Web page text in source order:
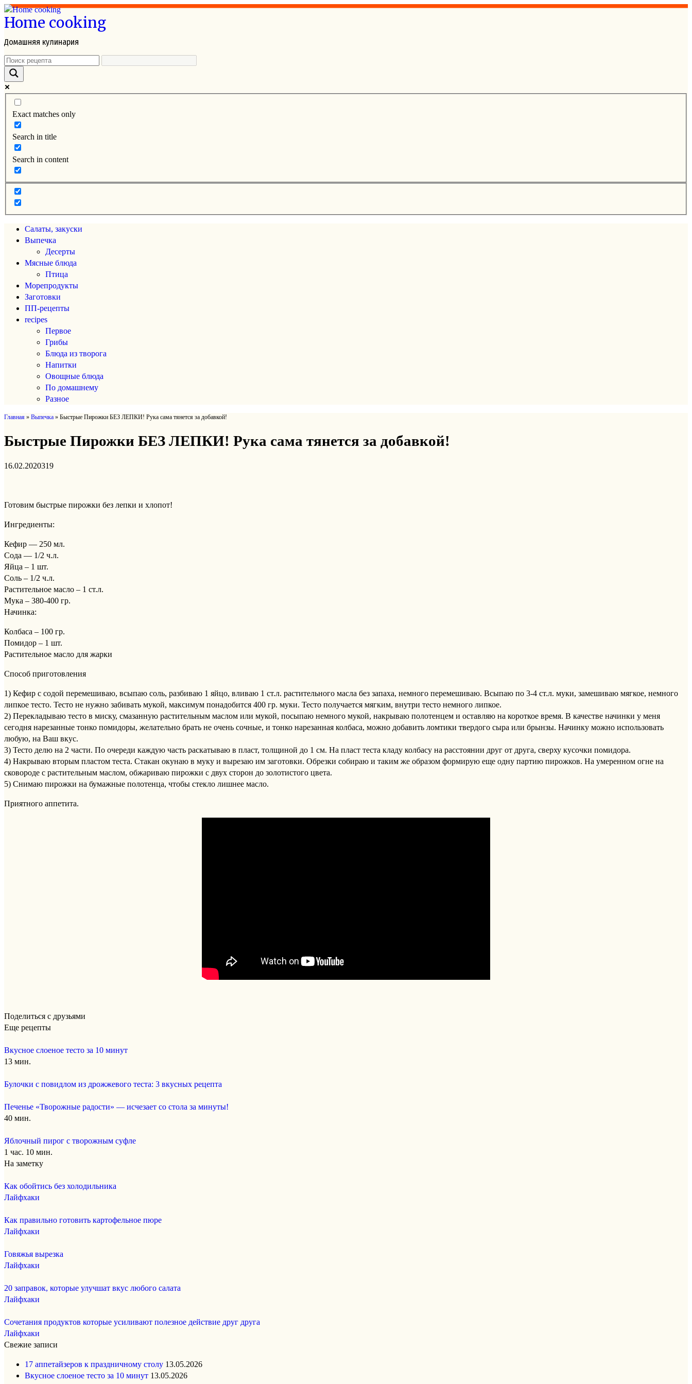
Перейти
к
Home cooking
Домашняя кулинария
Exact matches only
Search in title
Search in content
Салаты, закуски
Выпечка
Десерты
Мясные блюда
Птица
Морепродукты
Заготовки
ПП-рецепты
recipes
Первое
Грибы
Блюда из творога
Напитки
Овощные блюда
По домашнему
Разное
Главная » Выпечка » Быстрые Пирожки БЕЗ ЛЕПКИ! Рука сама тянется за добавкой!
Быстрые Пирожки БЕЗ ЛЕПКИ! Рука сама тянется за добавкой!
16.02.2020319
Готовим быстрые пирожки без лепки и хлопот!
Ингредиенты:
Кефир — 250 мл.
Сода — 1/2 ч.л.
Яйца – 1 шт.
Соль – 1/2 ч.л.
Растительное масло – 1 ст.л.
Мука – 380-400 гр.
Начинка:
Колбаса – 100 гр.
Помидор – 1 шт.
Растительное масло для жарки
Способ приготовления
1) Кефир с содой перемешиваю, всыпаю соль, разбиваю 1 яйцо, вливаю 1 ст.л. растительного масла без запаха, немного перемешиваю. Всыпаю по 3-4 ст.л. муки, замешиваю мягкое, немного
липкое тесто. Тесто не нужно забивать мукой, максимум понадобится 400 гр. муки. Тесто получается мягким, внутри тесто немного липкое.
2) Перекладываю тесто в миску, смазанную растительным маслом или мукой, посыпаю немного мукой, накрываю полотенцем и оставляю на короткое время. В качестве начинки у меня
сегодня нарезанные тонко помидоры, желательно брать не очень сочные, и тонко нарезанная колбаса, можно добавить ломтики твердого сыра или брынзы. Начинку можно использовать
любую, на Ваш вкус.
3) Тесто делю на 2 части. По очереди каждую часть раскатываю в пласт, толщиной до 1 см. На пласт теста кладу колбасу на расстоянии друг от друга, сверху кусочки помидора.
4) Накрываю вторым пластом теста. Стакан окунаю в муку и вырезаю им заготовки. Обрезки собираю и таким же образом формирую еще одну партию пирожков. На умеренном огне на
сковороде с растительным маслом, обжариваю пирожки с двух сторон до золотистого цвета.
5) Снимаю пирожки на бумажные полотенца, чтобы стекло лишнее масло.
Приятного аппетита.
Поделиться с друзьями
Еще рецепты
Вкусное слоеное тесто за 10 минут
13 мин.
Булочки с повидлом из дрожжевого теста: 3 вкусных рецепта
Печенье «Творожные радости» — исчезает со стола за минуты!
40 мин.
Яблочный пирог с творожным суфле
1 час. 10 мин.
На заметку
Как обойтись без холодильника
Лайфхаки
Как правильно готовить картофельное пюре
Лайфхаки
Говяжья вырезка
Лайфхаки
20 заправок, которые улучшат вкус любого салата
Лайфхаки
Сочетания продуктов которые усиливают полезное действие друг друга
Лайфхаки
Свежие записи
17 аппетайзеров к праздничному столу 13.05.2026
Вкусное слоеное тесто за 10 минут 13.05.2026